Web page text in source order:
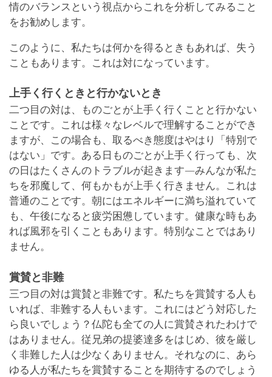
情のバランスという視点からこれを分析してみること
をお勧めします。
このように、私たちは何かを得るときもあれば、失う
こともあります。これは対になっています。
上手く行くときと行かないとき
二つ目の対は、ものごとが上手く行くことと行かない
ことです。これは様々なレベルで理解することができ
ますが、この場合も、取るべき態度はやはり「特別で
はない」です。ある日ものごとが上手く行っても、次
の日はたくさんのトラブルが起きます―みんなが私た
ちを邪魔して、何もかもが上手く行きません。これは
普通のことです。朝にはエネルギーに満ち溢れていて
も、午後になると疲労困憊しています。健康な時もあ
れば風邪を引くこともあります。特別なことではあり
ません。
賞賛と非難
三つ目の対は賞賛と非難です。私たちを賞賛する人も
いれば、非難する人もいます。これにはどう対応した
ら良いでしょう？仏陀も全ての人に賞賛されたわけで
はありません。従兄弟の提婆達多をはじめ、彼を厳し
く非難した人は少なくありません。それなのに、あら
ゆる人が私たちを賞賛することを期待するのでしょう